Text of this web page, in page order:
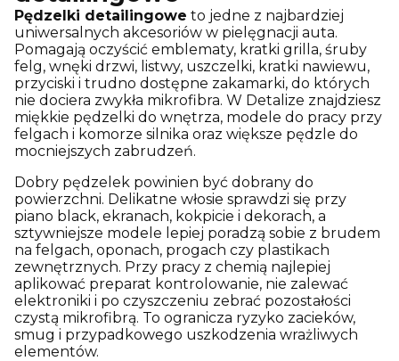
Pędzelki detailingowe to jedne z najbardziej
uniwersalnych akcesoriów w pielęgnacji auta.
Pomagają oczyścić emblematy, kratki grilla, śruby
felg, wnęki drzwi, listwy, uszczelki, kratki nawiewu,
przyciski i trudno dostępne zakamarki, do których
nie dociera zwykła mikrofibra. W Detalize znajdziesz
miękkie pędzelki do wnętrza, modele do pracy przy
felgach i komorze silnika oraz większe pędzle do
mocniejszych zabrudzeń.
Dobry pędzelek powinien być dobrany do
powierzchni. Delikatne włosie sprawdzi się przy
piano black, ekranach, kokpicie i dekorach, a
sztywniejsze modele lepiej poradzą sobie z brudem
na felgach, oponach, progach czy plastikach
zewnętrznych. Przy pracy z chemią najlepiej
aplikować preparat kontrolowanie, nie zalewać
elektroniki i po czyszczeniu zebrać pozostałości
czystą mikrofibrą. To ogranicza ryzyko zacieków,
smug i przypadkowego uszkodzenia wrażliwych
elementów.